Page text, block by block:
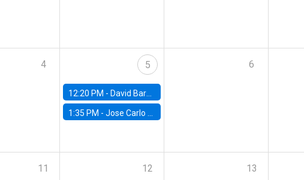
4 5
12:20 PM - David Bardey, Universidad de los Andes - CEDE
1:35 PM -Jose Carlo Bermudez, UC (ME) & World Bank
6
11 12 13